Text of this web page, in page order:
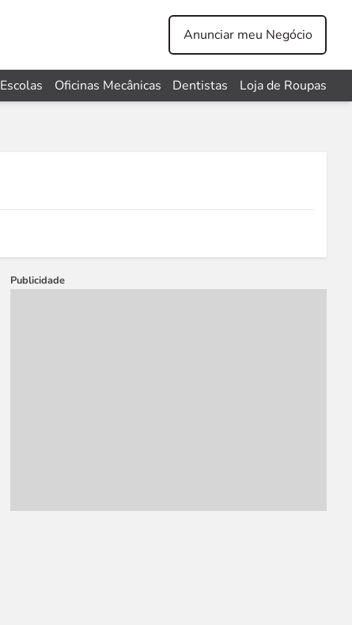
Anunciar meu Negócio
Escolas Oficinas Mecânicas Dentistas Loja de Roupas
Publicidade